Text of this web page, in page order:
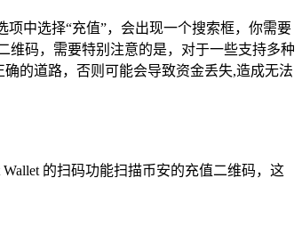
中选择“充值”，会出现一个搜索框，你需要
维码，需要特别注意的是，对于一些支持多种
的道路，否则可能会导致资金丢失,造成无法
的扫码功能扫描币安的充值二维码，这